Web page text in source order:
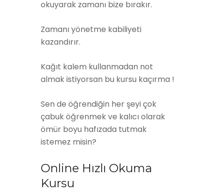
okuyarak zamanı bize bırakır.
Zamanı yönetme kabiliyeti
kazandırır.
Kağıt kalem kullanmadan not
almak istiyorsan bu kursu kaçırma !
Sen de öğrendiğin her şeyi çok
çabuk öğrenmek ve kalıcı olarak
ömür boyu hafızada tutmak
istemez misin?
Online Hızlı Okuma
Kursu